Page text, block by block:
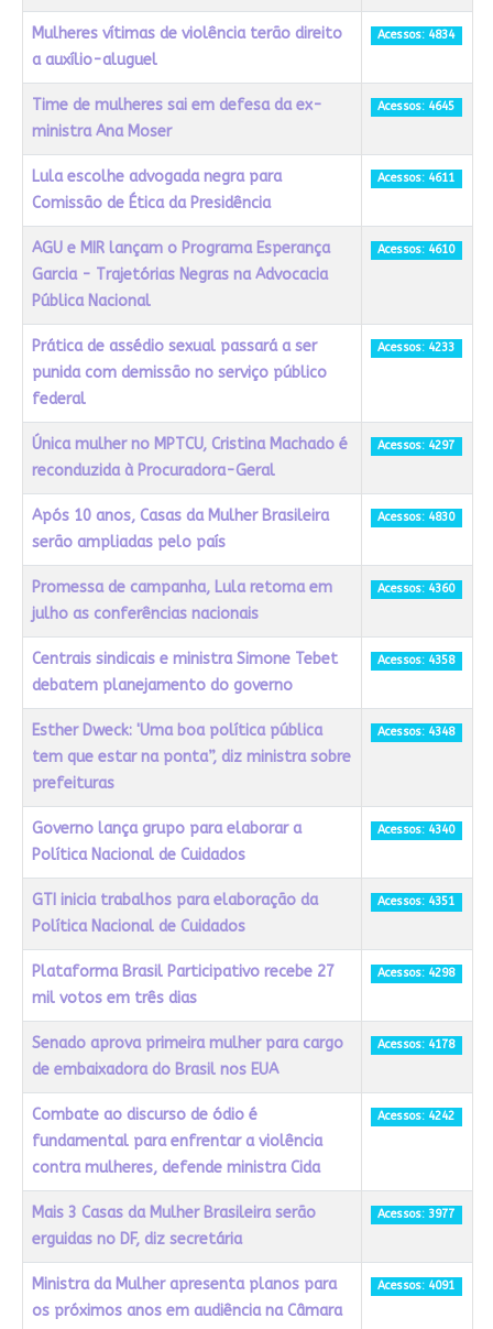
Mulheres vítimas de violência terão direito
a auxílio-aluguel
Acessos: 4834
Time de mulheres sai em defesa da ex-
ministra Ana Moser
Acessos: 4645
Lula escolhe advogada negra para
Comissão de Ética da Presidência
Acessos: 4611
AGU e MIR lançam o Programa Esperança
Garcia - Trajetórias Negras na Advocacia
Pública Nacional
Acessos: 4610
Prática de assédio sexual passará a ser
punida com demissão no serviço público
federal
Acessos: 4233
Única mulher no MPTCU, Cristina Machado é
reconduzida à Procuradora-Geral
Acessos: 4297
Após 10 anos, Casas da Mulher Brasileira
serão ampliadas pelo país
Acessos: 4830
Promessa de campanha, Lula retoma em
julho as conferências nacionais
Acessos: 4360
Centrais sindicais e ministra Simone Tebet
debatem planejamento do governo
Acessos: 4358
Esther Dweck: 'Uma boa política pública
tem que estar na ponta”, diz ministra sobre
prefeituras
Acessos: 4348
Governo lança grupo para elaborar a
Política Nacional de Cuidados
Acessos: 4340
GTI inicia trabalhos para elaboração da
Política Nacional de Cuidados
Acessos: 4351
Plataforma Brasil Participativo recebe 27
mil votos em três dias
Acessos: 4298
Senado aprova primeira mulher para cargo
de embaixadora do Brasil nos EUA
Acessos: 4178
Combate ao discurso de ódio é
fundamental para enfrentar a violência
contra mulheres, defende ministra Cida
Acessos: 4242
Mais 3 Casas da Mulher Brasileira serão
erguidas no DF, diz secretária
Acessos: 3977
Ministra da Mulher apresenta planos para
os próximos anos em audiência na Câmara
Acessos: 4091